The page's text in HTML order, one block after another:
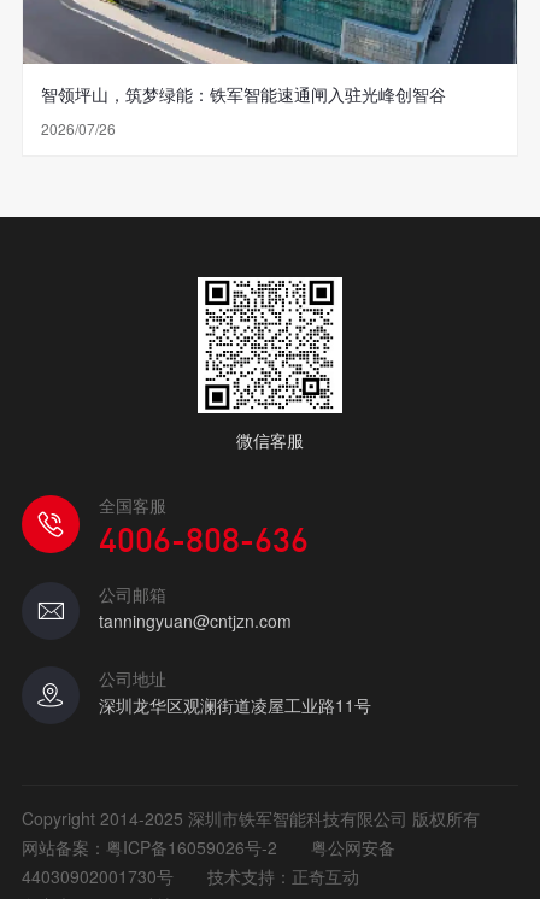
智领坪山，筑梦绿能：铁军智能速通闸入驻光峰创智谷
2026/07/26
微信客服
全国客服
4006-808-636
公司邮箱
tanningyuan@cntjzn.com
公司地址
深圳龙华区观澜街道凌屋工业路11号
Copyright 2014-2025 深圳市铁军智能科技有限公司 版权所有
网站备案： 粤ICP备16059026号-2
粤公网安备
44030902001730号
技术支持：正奇互动